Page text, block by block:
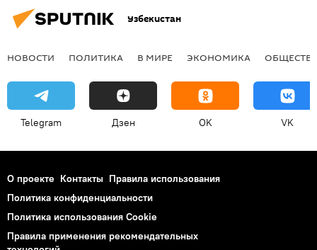
Узбекистан
НОВОСТИ ПОЛИТИКА В МИРЕ ЭКОНОМИКА
Telegram Дзен OK VK
О проекте Контакты Правила использования
Политика конфиденциальности
Политика использования Cookie
Правила применения рекомендательных